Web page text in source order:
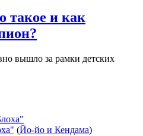
такое и как
вышло за рамки детских
(Йо-йо и Кендама)